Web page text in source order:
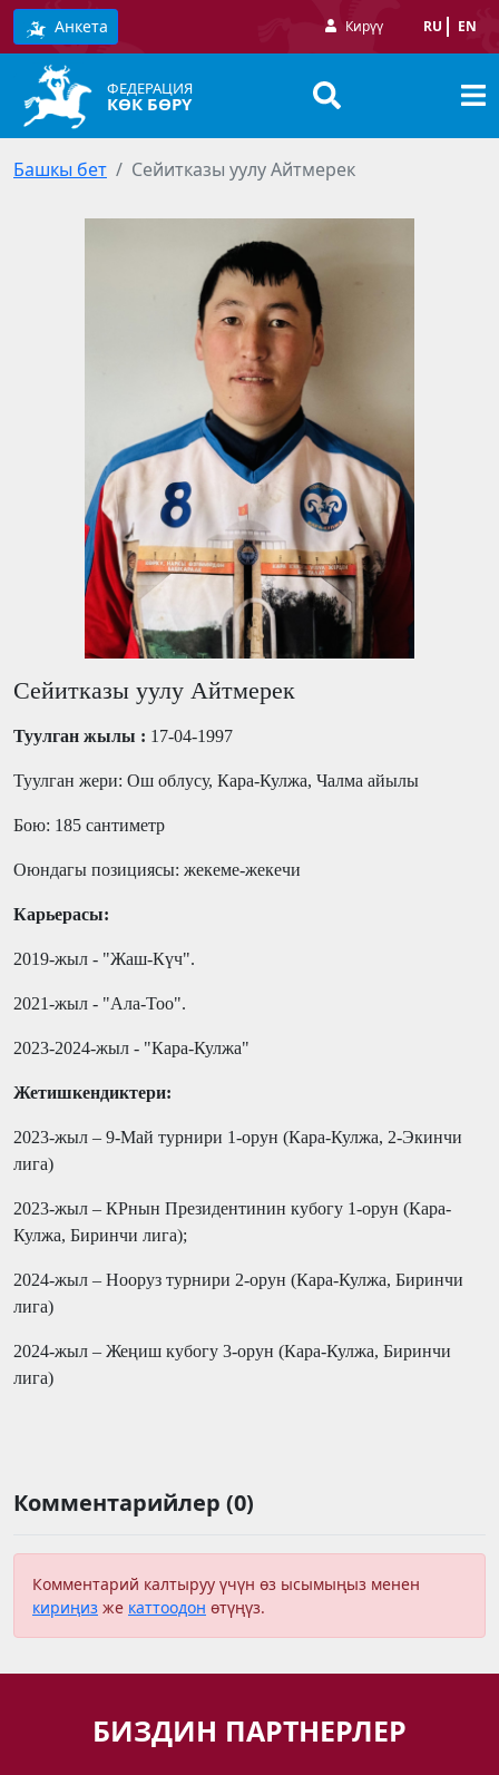
Анкета Кирүү RU EN
ФЕДЕРАЦИЯ
КӨК БӨРҮ
Башкы бет Сейитказы уулу Айтмерек
Сейитказы уулу Айтмерек
Туулган жылы : 17-04-1997
Туулган жери: Ош облусу, Кара-Кулжа, Чалма айылы
Бою: 185 сантиметр
Оюндагы позициясы: жекеме-жекечи
Карьерасы:
2019-жыл - "Жаш-Күч".
2021-жыл - "Ала-Тоо".
2023-2024-жыл - "Кара-Кулжа"
Жетишкендиктери:
2023-жыл – 9-Май турнири 1-орун (Кара-Кулжа, 2-Экинчи
лига)
2023-жыл – КРнын Президентинин кубогу 1-орун (Кара-
Кулжа, Биринчи лига);
2024-жыл – Нооруз турнири 2-орун (Кара-Кулжа, Биринчи
лига)
2024-жыл – Жеңиш кубогу 3-орун (Кара-Кулжа, Биринчи
лига)
Комментарийлер (0)
Комментарий калтыруу үчүн өз ысымыңыз менен
кириңиз же каттоодон өтүңүз.
БИЗДИН ПАРТНЕРЛЕР